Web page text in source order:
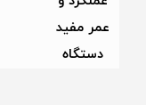
عمر مفید
دستگاه